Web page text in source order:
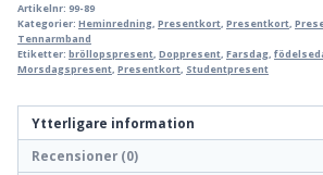
Artikelnr: 99-89
Kategorier: Heminredning, Presentkort, Presentkort,
Tennarmband
Etiketter: bröllopspresent, Doppresent, Farsdag,
Morsdagspresent, Presentkort, Studentpresent
Ytterligare information
Recensioner (0)